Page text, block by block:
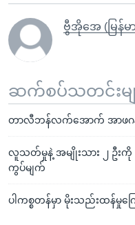
ဗွီအိုအေ (မြန်မ
ဆက်စပ်သတင်းမျ
တာလီဘန်လက်အောက် အာဖဂန်
လူသတ်မှုနဲ့ အမျိုးသား ၂ ဦး
ကွပ်မျက်
ပါကစ္စတန်မှာ မိုးသည်းထန်မှုက